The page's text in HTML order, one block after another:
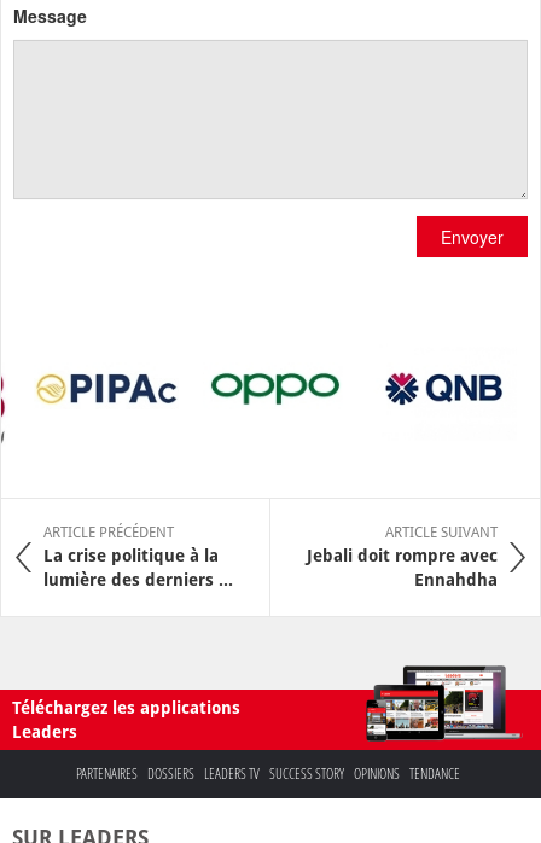
Message
Envoyer
ARTICLE PRÉCÉDENT
La crise politique à la
lumière des derniers ...
ARTICLE SUIVANT
Jebali doit rompre avec
Ennahdha
Téléchargez les applications
Leaders
PARTENAIRES DOSSIERS LEADERS TV SUCCESS STORY OPINIONS TENDANCE
SUR LEADERS